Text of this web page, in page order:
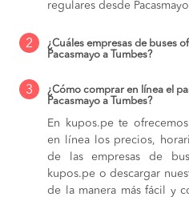
regulares desde
2
¿Cuáles empresas de buses
Pacasmayo a Tumbes?
3
¿Cómo comprar en línea el
Pacasmayo a Tumbes?
En kupos.pe te
en línea los precios,
de las empresas de
kupos.pe o descargar
de la manera más fácil y